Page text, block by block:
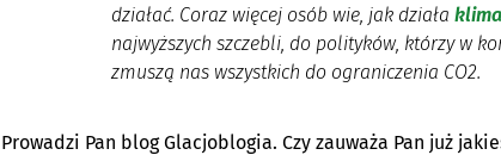
działać. Coraz więcej osób wie, jak działa
najwyższych szczebli, do polityków, którzy w
zmuszą nas wszystkich do ograniczenia CO2.
Prowadzi Pan blog Glacjoblogia. Czy zauważa Pan już